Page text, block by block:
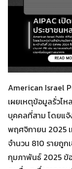
American Israel
เผยเหตุข้อมูลรั่วไ
บุคคลที่สาม โดยแจ้
พฤศจิกายน 2025
จำนวน 810 รายถูก
กุมภาพันธ์ 2025 ข้